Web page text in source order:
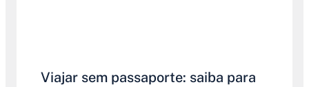
Viajar sem passaporte: saiba para